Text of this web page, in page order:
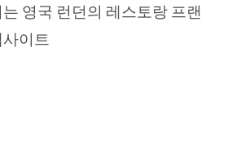
영국 런던의 레스토랑 프랜
이트